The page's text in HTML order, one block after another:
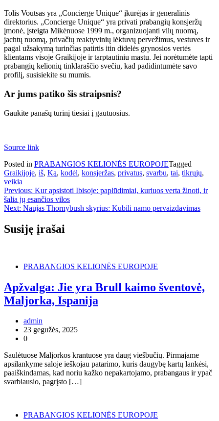
Tolis Voutsas yra „Concierge Unique“ įkūrėjas ir generalinis
direktorius. „Concierge Unique“ yra privati ​​prabangių konsjeržų
įmonė, įsteigta Mikėnuose 1999 m., organizuojanti vilų nuomą,
jachtų nuomą, privačių reaktyvinių lėktuvų pervežimus, vestuves ir
pagal užsakymą turinčias patirtis itin didelės grynosios vertės
klientams visoje Graikijoje ir tarptautiniu mastu. Jei norėtumėte tapti
prabangių kelionių tinklaraščio svečiu, kad padidintumėte savo
profilį, susisiekite su mumis.
Ar jums patiko šis straipsnis?
Gaukite panašų turinį tiesiai į gautuosius.
Source link
Posted in PRABANGIOS KELIONĖS EUROPOJETagged
Graikijoje, iš, Ką, kodėl, konsjeržas, privatus, svarbu, tai, tikrųjų,
veikia
Navigacija
tarp
Previous: Kur apsistoti Ibisoje: paplūdimiai, kuriuos verta žinoti, ir
šalia jų esančios vilos
Next: Naujas Thornybush skyrius: Kubili namo pervaizdavimas
Susiję įrašai
PRABANGIOS KELIONĖS EUROPOJE
Apžvalga: Jie yra Brull kaimo šventovė,
Maljorka, Ispanija
admin
23 gegužės, 2025
0
Saulėtuose Maljorkos krantuose yra daug viešbučių. Pirmajame
apsilankyme saloje ieškojau patarimo, kuris daugybę kartų lankėsi,
paaiškindamas, kad noriu kažko nepakartojamo, prabangaus ir ypač
svarbiausio, pagrįsto […]
PRABANGIOS KELIONĖS EUROPOJE